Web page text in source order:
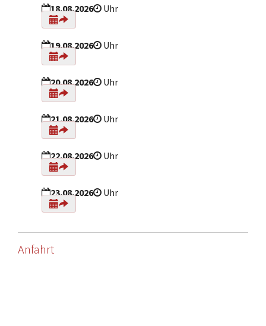
18.08.2026 Uhr
19.08.2026 Uhr
20.08.2026 Uhr
21.08.2026 Uhr
22.08.2026 Uhr
23.08.2026 Uhr
Anfahrt